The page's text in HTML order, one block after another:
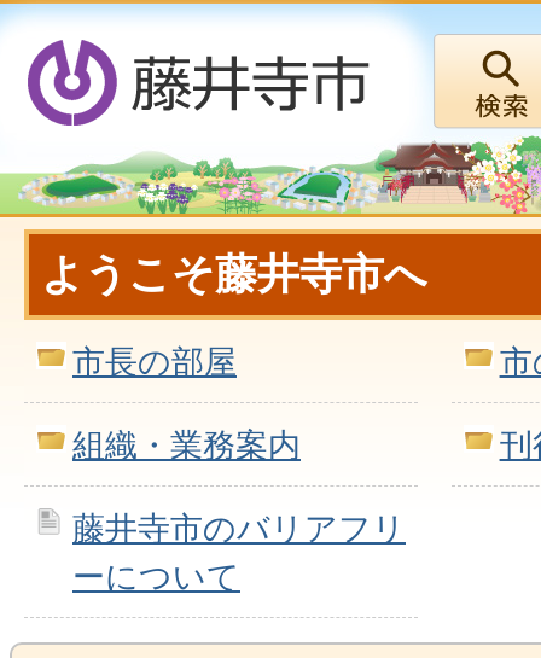
ようこそ藤井寺市へ
市長の部屋 市
組織・業務案内 刊
藤井寺市のバリアフリ
ーについて